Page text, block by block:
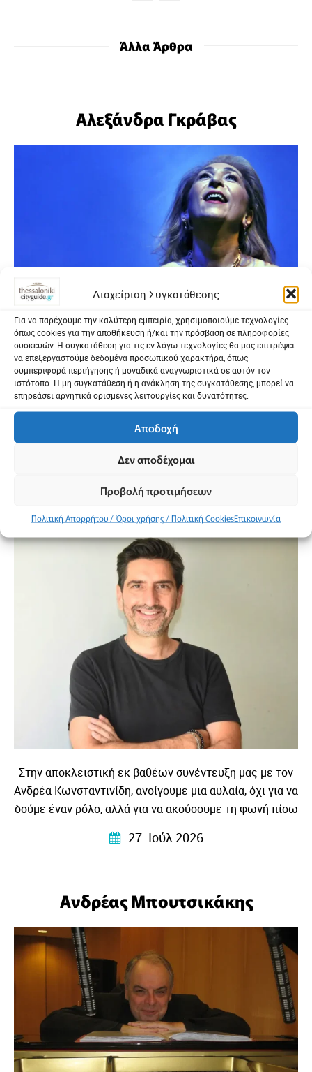
Διαχείριση Συγκατάθεσης
Για να παρέχουμε την καλύτερη εμπειρία, χρησιμοποιούμε τεχνολογίες
όπως cookies για την αποθήκευση ή/και την πρόσβαση σε πληροφορίες
συσκευών. Η συγκατάθεση για τις εν λόγω τεχνολογίες θα μας επιτρέψει
να επεξεργαστούμε δεδομένα προσωπικού χαρακτήρα, όπως
συμπεριφορά περιήγησης ή μοναδικά αναγνωριστικά σε αυτόν τον
ιστότοπο. Η μη συγκατάθεση ή η ανάκληση της συγκατάθεσης, μπορεί να
επηρεάσει αρνητικά ορισμένες λειτουργίες και δυνατότητες.
Αποδοχή
Δεν αποδέχομαι
Προβολή προτιμήσεων
Πολιτική Απορρήτου / Όροι χρήσης / Πολιτική CookiesΕπικοινωνία
Άλλα Άρθρα
Αλεξάνδρα Γκράβας
Η Αλεξάνδρα Γκράβας ανοίγει διάπλατα την πόρτα της
σιωπής της και μας προσκαλεί να ακούσουμε – όχι
μόνον τη μουσική και το τραγούδι – αλλά και τη σιωπή
που τη γέννησε….
29. Ιούλ 2026
Ανδρέας Κωνσταντινίδης
Στην αποκλειστική εκ βαθέων συνέντευξη μας με τον
Ανδρέα Κωνσταντινίδη, ανοίγουμε μια αυλαία, όχι για να
δούμε έναν ρόλο, αλλά για να ακούσουμε τη φωνή πίσω
ιστορία ενός ανθρώπου που συνεχίζει να
παραμυθένια, λιγκ πιο ζωντανή…
27. Ιούλ 2026
Ανδρέας Μπουτσικάκης